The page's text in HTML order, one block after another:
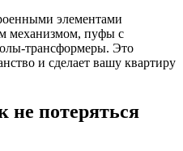
элементами
механизмом, пуфы с
трансформеры. Это
и сделает вашу квартиру
не потеряться